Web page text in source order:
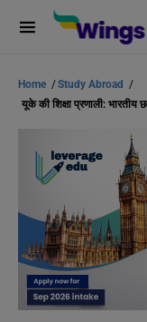
Home /Study Abroad /